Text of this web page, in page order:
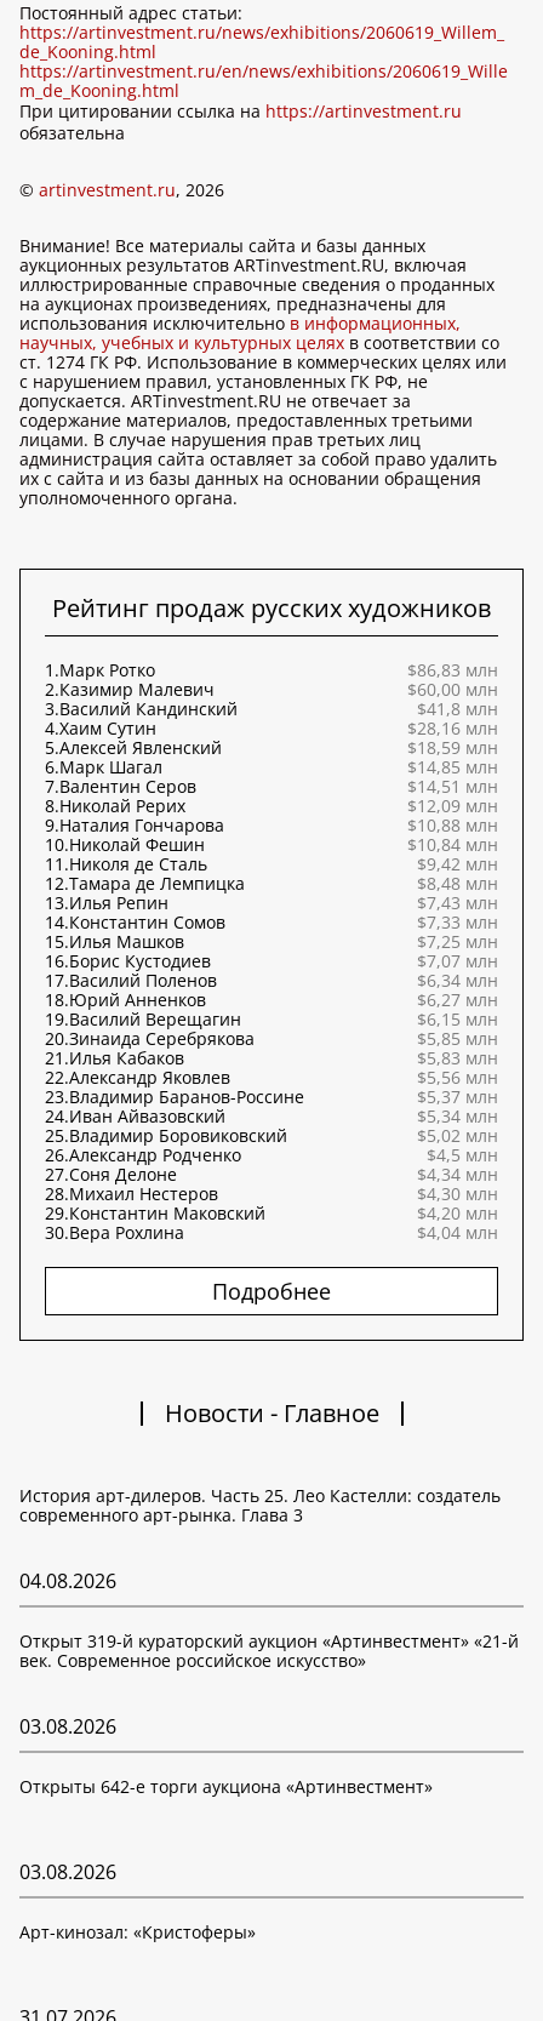
Постоянный адрес статьи:
https://artinvestment.ru/news/exhibitions/2060619_Willem_
de_Kooning.html
https://artinvestment.ru/en/news/exhibitions/2060619_Wille
m_de_Kooning.html
При цитировании ссылка на https://artinvestment.ru
обязательна
© artinvestment.ru, 2026
Внимание! Все материалы сайта и базы данных
аукционных результатов ARTinvestment.RU, включая
иллюстрированные справочные сведения о проданных
на аукционах произведениях, предназначены для
использования исключительно в информационных,
научных, учебных и культурных целях в соответствии со
ст. 1274 ГК РФ. Использование в коммерческих целях или
с нарушением правил, установленных ГК РФ, не
допускается. ARTinvestment.RU не отвечает за
содержание материалов, предоставленных третьими
лицами. В случае нарушения прав третьих лиц
администрация сайта оставляет за собой право удалить
их с сайта и из базы данных на основании обращения
уполномоченного органа.
Рейтинг продаж русских художников
1.Марк Ротко
$86,83 млн
2.Казимир Малевич
$60,00 млн
3.Василий Кандинский
$41,8 млн
4.Хаим Сутин
$28,16 млн
5.Алексей Явленский
$18,59 млн
6.Марк Шагал
$14,85 млн
7.Валентин Серов
$14,51 млн
8.Николай Рерих
$12,09 млн
9.Наталия Гончарова
$10,88 млн
10.Николай Фешин
$10,84 млн
11.Николя де Сталь
$9,42 млн
12.Тамара де Лемпицка
$8,48 млн
13.Илья Репин
$7,43 млн
14.Константин Сомов
$7,33 млн
15.Илья Машков
$7,25 млн
16.Борис Кустодиев
$7,07 млн
17.Василий Поленов
$6,34 млн
18.Юрий Анненков
$6,27 млн
19.Василий Верещагин
$6,15 млн
20.Зинаида Серебрякова
$5,85 млн
21.Илья Кабаков
$5,83 млн
22.Александр Яковлев
$5,56 млн
23.Владимир Баранов-Россине
$5,37 млн
24.Иван Айвазовский
$5,34 млн
25.Владимир Боровиковский
$5,02 млн
26.Александр Родченко
$4,5 млн
27.Соня Делоне
$4,34 млн
28.Михаил Нестеров
$4,30 млн
29.Константин Маковский
$4,20 млн
30.Вера Рохлина $4,04 млн
Подробнее
Новости - Главное
История арт-дилеров. Часть 25. Лео Кастелли: создатель
современного арт-рынка. Глава 3
04.08.2026
Открыт 319-й кураторский аукцион «Артинвестмент» «21-й
век. Современное российское искусство»
03.08.2026
Открыты 642-е торги аукциона «Артинвестмент»
03.08.2026
Арт-кинозал: «Кристоферы»